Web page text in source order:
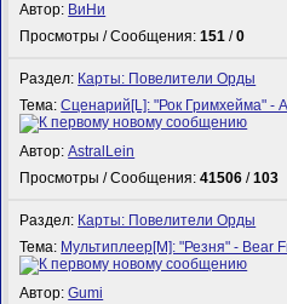
Автор: ВиНи
Просмотры / Сообщения:151 /0
Раздел: Карты: Повелители Орды
Тема:Сценарий[L]: "Рок Гримхейма" -
Автор:AstralLein
Просмотры / Сообщения:41506 /103
Раздел: Карты: Повелители Орды
Тема: Мультиплеер[M]: "Резня" - Bear
Автор:Gumi